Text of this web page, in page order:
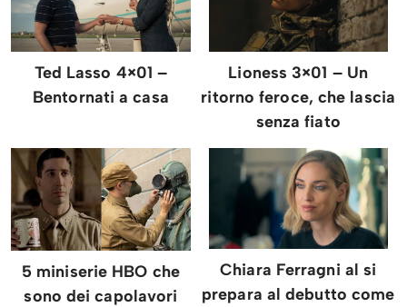
Ted Lasso 4×01 –
Bentornati a casa
Lioness 3×01 – Un
ritorno feroce, che lascia
senza fiato
5 miniserie HBO che
sono dei capolavori
Chiara Ferragni al si
prepara al debutto come